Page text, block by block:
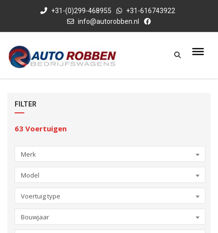
+31-(0)299-468955
+31-616743922
info@autorobben.nl
FILTER
63 Voertuigen
Merk
Model
Voertuig type
Bouwjaar